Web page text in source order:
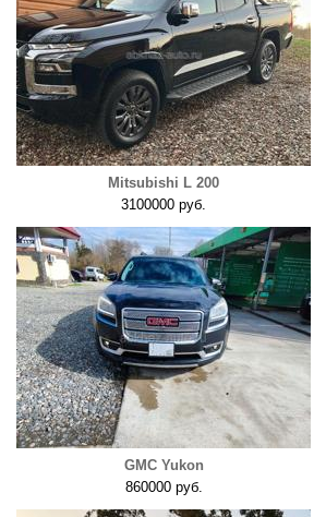
Mitsubishi L 200
3100000 руб.
GMC Yukon
860000 руб.